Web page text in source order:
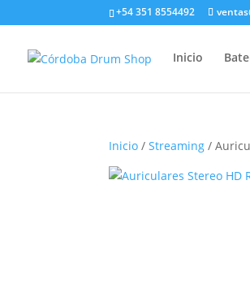
+54 351 8554492
Inicio
Inicio /Streaming /